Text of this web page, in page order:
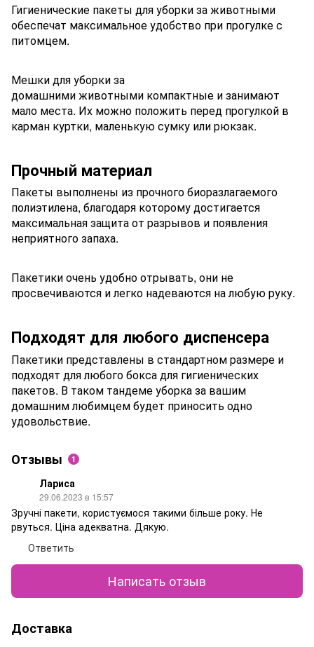
Гигиенические пакеты для уборки за животными
обеспечат максимальное удобство при прогулке с
питомцем.
Мешки для уборки за
домашними животными компактные и занимают
мало места. Их можно положить перед прогулкой в
карман куртки, маленькую сумку или рюкзак.
Прочный материал
Пакеты выполнены из прочного биоразлагаемого
полиэтилена, благодаря которому достигается
максимальная защита от разрывов и появления
неприятного запаха.
Пакетики очень удобно отрывать, они не
просвечиваются и легко надеваются на любую руку.
Подходят для любого диспенсера
Пакетики представлены в стандартном размере и
подходят для любого бокса для гигиенических
пакетов. В таком тандеме уборка за вашим
домашним любимцем будет приносить одно
удовольствие.
Отзывы 1
Лариса
29.06.2023 в 15:57
Зручні пакети, користуємося такими більше року. Не
рвуться. Ціна адекватна. Дякую.
Ответить
Написать отзыв
Доставка